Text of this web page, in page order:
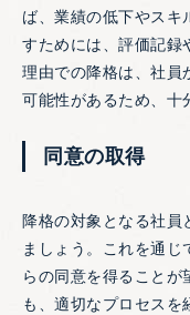
ば、業績の低下やスキ
すためには、評価記録
理由での降格は、社員
可能性があるため、十
同意の取得
降格の対象となる社員
ましょう。これを通
らの同意を得ること
も、適切なプロセスを